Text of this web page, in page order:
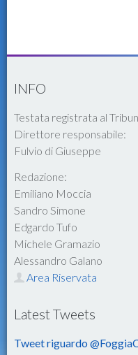
INFO
Testata registrata al
Direttore responsabile:
Fulvio di Giuseppe
Redazione:
Emiliano Moccia
Sandro Simone
Edgardo Tufo
Michele Gramazio
Alessandro Galano
Area Riservata
Latest Tweets
Tweet riguardo